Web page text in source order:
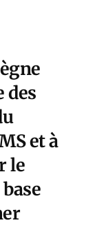
des
et à
le